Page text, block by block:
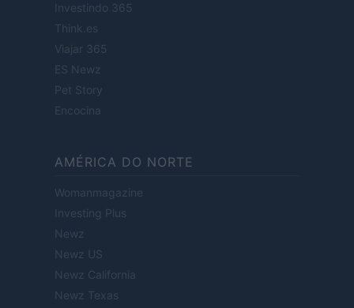
Investindo 365
Think.es
Viajar 365
ES Newz
Pet Story
Encocina
AMÉRICA DO NORTE
Womanmagazine
Investing Plus
Newz
Newz US
Newz California
Newz Texas